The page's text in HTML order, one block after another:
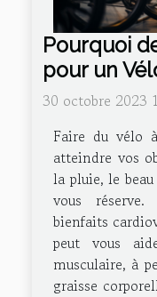
Pourquoi
pour un
30 octobre 2023
Faire du vélo
atteindre vos
la pluie, le
vous
bienfaits
peut vous
musculaire, à
graisse